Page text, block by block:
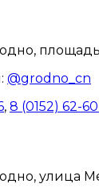
@grodno_cn
, 8 (0152) 62-
улица